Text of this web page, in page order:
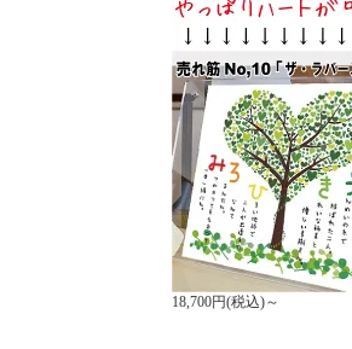
18,700円(税込)～